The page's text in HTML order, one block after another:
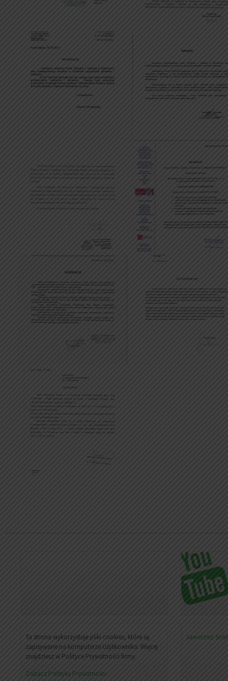
Ta strona wykorzystuje pliki cookies, które są
zapisywane na komputerze Użytkownika. Więcej
znajdziesz w Polityce Prywatności firmy.
Zobacz Politykę Prywatności
Jaworzno